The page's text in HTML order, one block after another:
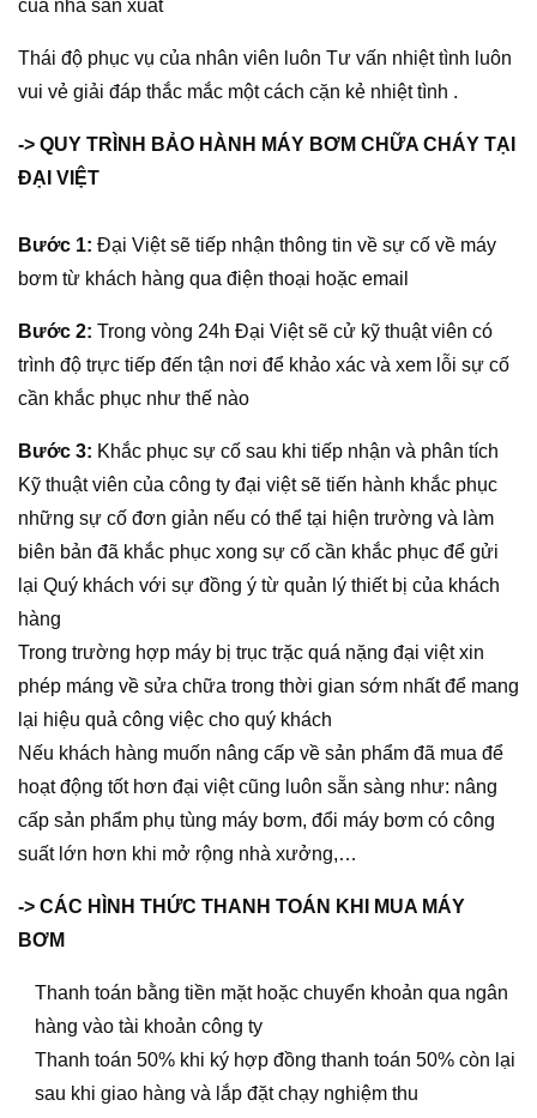
của nhà sản xuất
Thái độ phục vụ của nhân viên luôn Tư vấn nhiệt tình luôn
vui vẻ giải đáp thắc mắc một cách cặn kẻ nhiệt tình .
-> QUY TRÌNH BẢO HÀNH MÁY BƠM CHỮA CHÁY TẠI
ĐẠI VIỆT
Bước 1: Đại Việt sẽ tiếp nhận thông tin về sự cố về máy
bơm từ khách hàng qua điện thoại hoặc email
Bước 2: Trong vòng 24h Đại Việt sẽ cử kỹ thuật viên có
trình độ trực tiếp đến tận nơi để khảo xác và xem lỗi sự cố
cần khắc phục như thế nào
Bước 3: Khắc phục sự cố sau khi tiếp nhận và phân tích
Kỹ thuật viên của công ty đại việt sẽ tiến hành khắc phục
những sự cố đơn giản nếu có thể tại hiện trường và làm
biên bản đã khắc phục xong sự cố cần khắc phục để gửi
lại Quý khách với sự đồng ý từ quản lý thiết bị của khách
hàng
Trong trường hợp máy bị trục trặc quá nặng đại việt xin
phép máng về sửa chữa trong thời gian sớm nhất để mang
lại hiệu quả công việc cho quý khách
Nếu khách hàng muốn nâng cấp về sản phẩm đã mua để
hoạt động tốt hơn đại việt cũng luôn sẵn sàng như: nâng
cấp sản phẩm phụ tùng máy bơm, đổi máy bơm có công
suất lớn hơn khi mở rộng nhà xưởng,…
-> CÁC HÌNH THỨC THANH TOÁN KHI MUA MÁY
BƠM
Thanh toán bằng tiền mặt hoặc chuyển khoản qua ngân
hàng vào tài khoản công ty
Thanh toán 50% khi ký hợp đồng thanh toán 50% còn lại
sau khi giao hàng và lắp đặt chạy nghiệm thu